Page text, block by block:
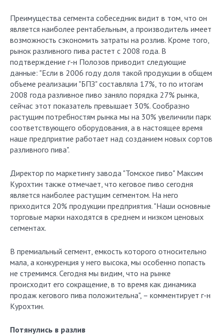
Преимущества сегмента собеседник видит в том, что он
является наиболее рентабельным, а производитель имеет
возможность сэкономить затраты на розлив. Кроме того,
рынок разливного пива растет с 2008 года. В
подтверждение г-н Полозов приводит следующие
данные: "Если в 2006 году доля такой продукции в общем
объеме реализации "БПЗ" составляла 17%, то по итогам
2008 года разливное пиво заняло порядка 27% рынка,
сейчас этот показатель превышает 30%. Сообразно
растущим потребностям рынка мы на 30% увеличили парк
соответствующего оборудования, а в настоящее время
наше предприятие работает над созданием новых сортов
разливного пива".
Директор по маркетингу завода "Томское пиво" Максим
Курохтин также отмечает, что кеговое пиво сегодня
является наиболее растущим сегментом. На него
приходится 20% продукции предприятия. "Наши основные
торговые марки находятся в среднем и низком ценовых
сегментах.
В премиальный сегмент, емкость которого относительно
мала, а конкуренция у него высока, мы особенно попасть
не стремимся. Сегодня мы видим, что на рынке
происходит его сокращение, в то время как динамика
продаж кегового пива положительна", – комментирует г-н
Курохтин.
Потянулись в разлив